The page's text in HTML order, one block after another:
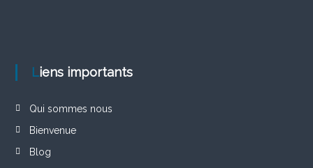
Liens importants
Qui sommes nous
Bienvenue
Blog